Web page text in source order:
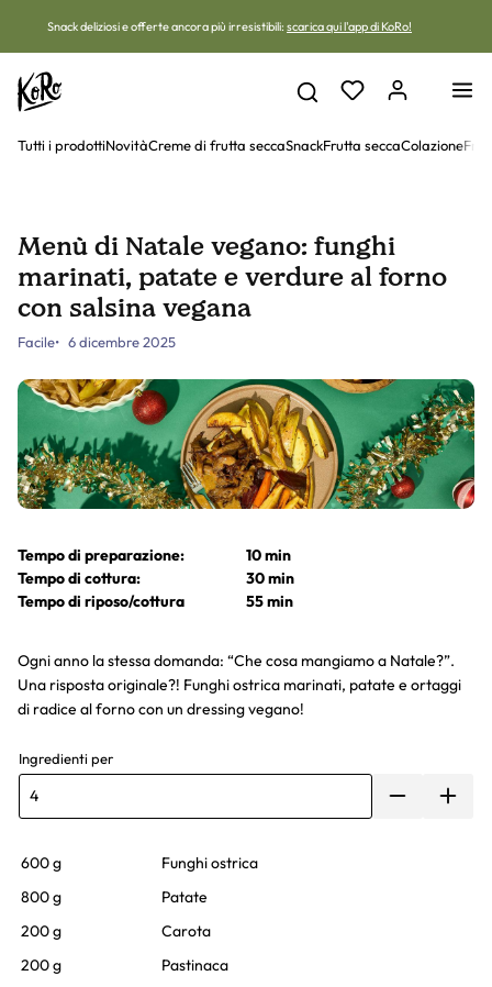
Snack deliziosi e offerte ancora più irresistibili: scarica qui l'app di KoRo!
Tutti i prodottiNovitàCreme di frutta seccaSnackFrutta seccaColazione
Menù di Natale vegano: funghi
marinati, patate e verdure al forno
con salsina vegana
Facile 6 dicembre 2025
Tempo di preparazione:
10 min
Tempo di cottura:
30 min
Tempo di riposo/cottura
55 min
Ogni anno la stessa domanda: “Che cosa mangiamo a Natale?”.
Una risposta originale?! Funghi ostrica marinati, patate e ortaggi
di radice al forno con un dressing vegano!
Ingredienti per
600 g
Funghi ostrica
800 g
Patate
200 g
Carota
200 g
Pastinaca